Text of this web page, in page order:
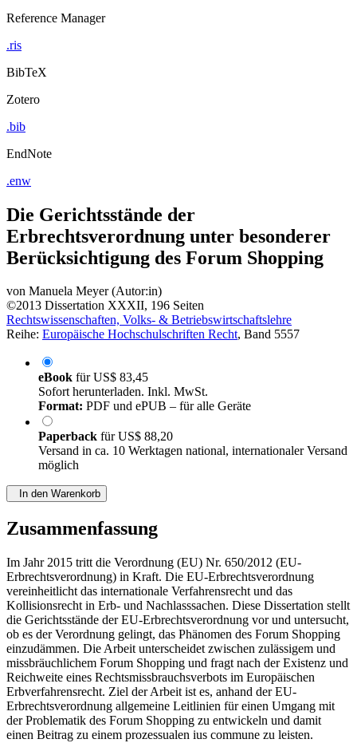
Reference Manager
.ris
BibTeX
Zotero
.bib
EndNote
.enw
Die Gerichtsstände der
Erbrechtsverordnung unter besonderer
Berücksichtigung des Forum Shopping
von Manuela Meyer (Autor:in)
©2013 Dissertation XXXII, 196 Seiten
Rechtswissenschaften, Volks- & Betriebswirtschaftslehre
Reihe: Europäische Hochschulschriften Recht, Band 5557
eBook fürUS$ 83,45
Sofort herunterladen. Inkl. MwSt.
Format: PDF und ePUB – für alle Geräte
Paperback fürUS$ 88,20
Versand in ca. 10 Werktagen national, internationaler Versand
möglich
In den Warenkorb
Zusammenfassung
Im Jahr 2015 tritt die Verordnung (EU) Nr. 650/2012 (EU-
Erbrechtsverordnung) in Kraft. Die EU-Erbrechtsverordnung
vereinheitlicht das internationale Verfahrensrecht und das
Kollisionsrecht in Erb- und Nachlasssachen. Diese Dissertation stellt
die Gerichtsstände der EU-Erbrechtsverordnung vor und untersucht,
ob es der Verordnung gelingt, das Phänomen des Forum Shopping
einzudämmen. Die Arbeit unterscheidet zwischen zulässigem und
missbräuchlichem Forum Shopping und fragt nach der Existenz und
Reichweite eines Rechtsmissbrauchsverbots im Europäischen
Erbverfahrensrecht. Ziel der Arbeit ist es, anhand der EU-
Erbrechtsverordnung allgemeine Leitlinien für einen Umgang mit
der Problematik des Forum Shopping zu entwickeln und damit
einen Beitrag zu einem prozessualen ius commune zu leisten.